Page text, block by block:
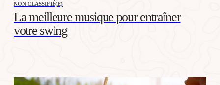
NON CLASSIFIÉ(E)
La meilleure musique pour entraîner
votre swing